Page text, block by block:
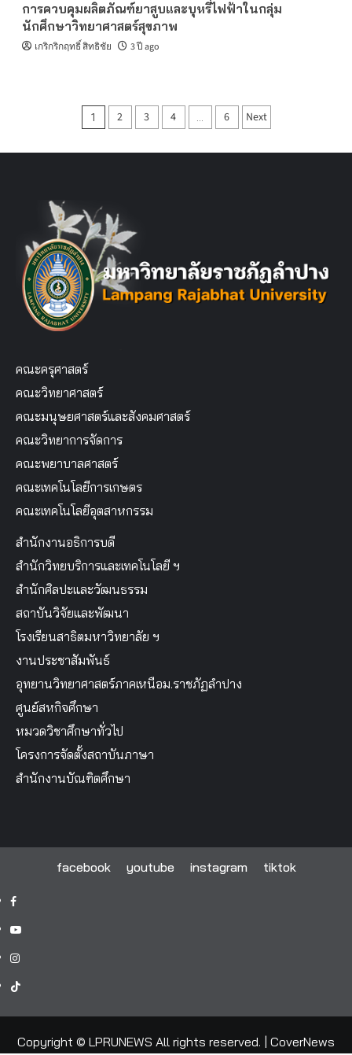
การควบคุมผลิตภัณฑ์ยาสูบและบุหรี่ไฟฟ้าในกลุ่ม
นักศึกษาวิทยาศาสตร์สุขภาพ
เกริกริกฤทธิ์ สิทธิชัย 3 ปี ago
Posts
1 2 3 4 … 6 Next
คณะครุศาสตร์
คณะวิทยาศาสตร์
คณะมนุษยศาสตร์และสังคมศาสตร์
คณะวิทยาการจัดการ
คณะพยาบาลศาสตร์
คณะเทคโนโลยีการเกษตร
คณะเทคโนโลยีอุตสาหกรรม
สำนักงานอธิการบดี
สำนักวิทยบริการและเทคโนโลยี ฯ
สำนักศิลปะและวัฒนธรรม
สถาบันวิจัยและพัฒนา
โรงเรียนสาธิตมหาวิทยาลัย ฯ
งานประชาสัมพันธ์
อุทยานวิทยาศาสตร์ภาคเหนือม.ราชภัฏลำปาง
ศูนย์สหกิจศึกษา
หมวดวิชาศึกษาทั่วไป
โครงการจัดตั้งสถาบันภาษา
สำนักงานบัณฑิตศึกษา
facebook youtube instagram tiktok
facebook
youtube
instagram
tiktok
Copyright © LPRUNEWS All rights reserved.
CoverNews